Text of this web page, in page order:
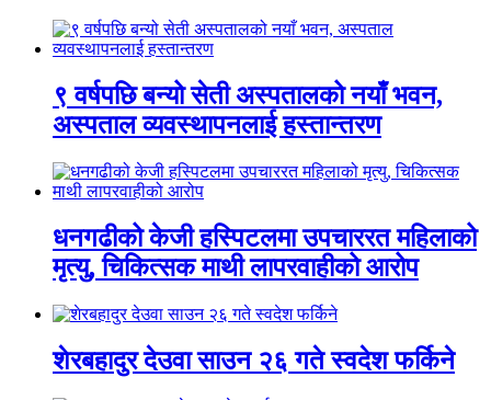
९ वर्षपछि बन्यो सेती अस्पतालको नयाँ भवन,
अस्पताल व्यवस्थापनलाई हस्तान्तरण
धनगढीको केजी हस्पिटलमा उपचाररत महिलाको
मृत्यु, चिकित्सक माथी लापरवाहीको आरोप
शेरबहादुर देउवा साउन २६ गते स्वदेश फर्किने